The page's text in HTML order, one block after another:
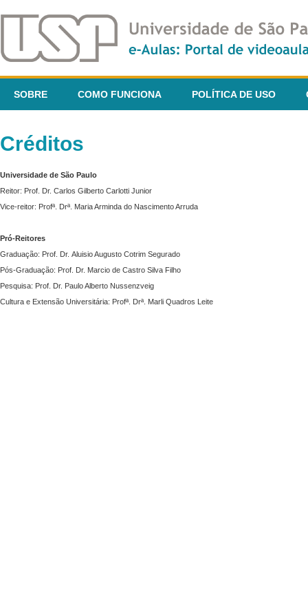
SOBRE COMO FUNCIONA POLÍTICA DE USO
Créditos
Universidade de São Paulo
Reitor: Prof. Dr. Carlos Gilberto Carlotti Junior
Vice-reitor: Profª. Drª. Maria Arminda do Nascimento Arruda
Pró-Reitores
Graduação: Prof. Dr. Aluisio Augusto Cotrim Segurado
Pós-Graduação: Prof. Dr. Marcio de Castro Silva Filho
Pesquisa: Prof. Dr. Paulo Alberto Nussenzveig
Cultura e Extensão Universitária: Profª. Drª. Marli Quadros Leite